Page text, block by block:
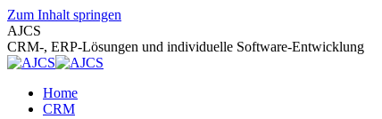
Zum Inhalt springen
AJCS
CRM-, ERP-Lösungen und individuelle Software-Entwicklung
Home
CRM